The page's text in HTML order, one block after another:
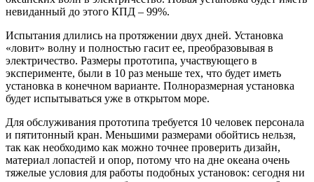
невиданный до этого КПД – 99%.
Испытания длились на протяжении двух дней. Установка
«ловит» волну и полностью гасит ее, преобразовывая в
электричество. Размеры прототипа, участвующего в
эксперименте, были в 10 раз меньше тех, что будет иметь
установка в конечном варианте. Полноразмерная установка
будет испытываться уже в открытом море.
Для обслуживания прототипа требуется 10 человек персонала
и пятитонный кран. Меньшими размерами обойтись нельзя,
так как необходимо как можно точнее проверить дизайн,
материал лопастей и опор, потому что на дне океана очень
тяжелые условия для работы подобных установок: сегодня ни